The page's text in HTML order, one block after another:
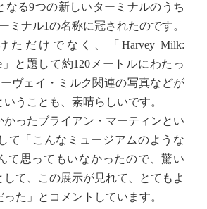
なる9つの新しいターミナルのうち
ミナル1の名称に冠されたのです。
ただけでなく、「Harvey Milk:
」と題して約120メートルにわたっ
ヴェイ・ミルク関連の写真などが
うことも、素晴らしいです。
ったブライアン・マーティンとい
て「こんなミュージアムのような
て思ってもいなかったので、驚い
して、この展示が見れて、とてもよ
た」とコメントしています。